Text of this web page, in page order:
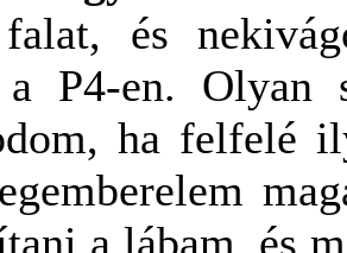
és
P4-en. Olyan
ha felfelé
a lábam, és